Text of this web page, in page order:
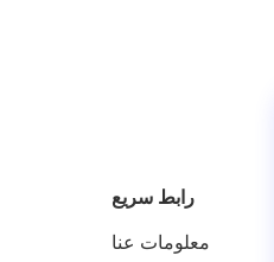
رابط سريع
معلومات عنا